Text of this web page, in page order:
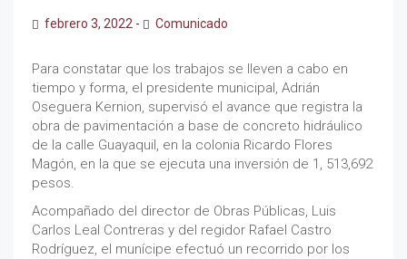
febrero 3, 2022 - Comunicado
Para constatar que los trabajos se lleven a cabo en
tiempo y forma, el presidente municipal, Adrián
Oseguera Kernion, supervisó el avance que registra la
obra de pavimentación a base de concreto hidráulico
de la calle Guayaquil, en la colonia Ricardo Flores
Magón, en la que se ejecuta una inversión de 1, 513,692
pesos.
Acompañado del director de Obras Públicas, Luis
Carlos Leal Contreras y del regidor Rafael Castro
Rodríguez, el munícipe efectuó un recorrido por los